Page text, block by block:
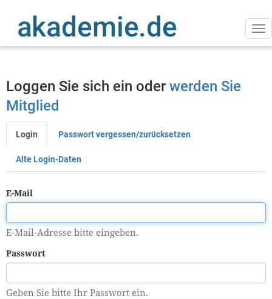
Inhalt
Loggen Sie sich ein oder werden Sie
Mitglied
Primäre
Reiter
Login Passwort vergessen/zurücksetzen
Alte Login-Daten
E-Mail
E-Mail-Adresse bitte eingeben.
Passwort
Geben Sie bitte Ihr Passwort ein.